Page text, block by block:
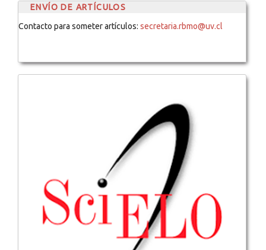
ENVÍO DE ARTÍCULOS
Contacto para someter artículos: secretaria.rbmo@uv.cl